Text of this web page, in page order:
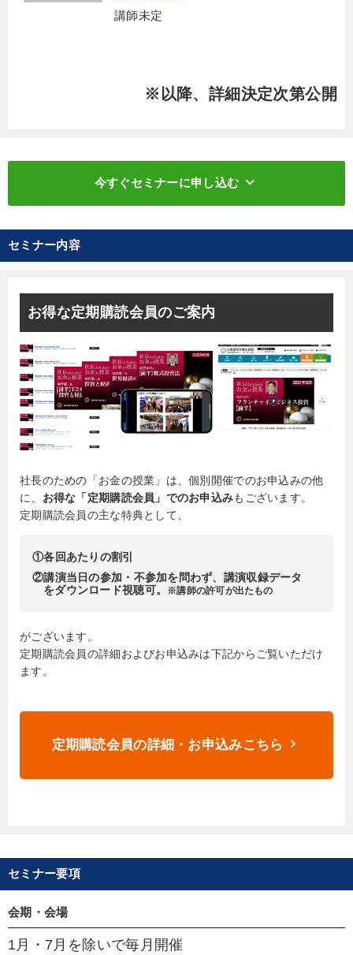
講師未定
※以降、詳細決定次第公開
今すぐセミナーに申し込む keyboard_arrow_down
セミナー内容
お得な定期購読会員のご案内
社長のための「お金の授業」は、個別開催でのお申込みの他
に、 お得な「定期購読会員」でのお申込みもございます。
定期購読会員の主な特典として、
①各回あたりの割引
②講演当日の参加・不参加を問わず、講演収録データ
をダウンロード視聴可。
※講師の許可が出たもの
がございます。
定期購読会員の詳細およびお申込みは下記からご覧いただけ
ます。
定期購読会員の詳細・お申込みこちら keyboard_arrow_right
セミナー要項
会期・会場
1月・7月を除いで毎月開催